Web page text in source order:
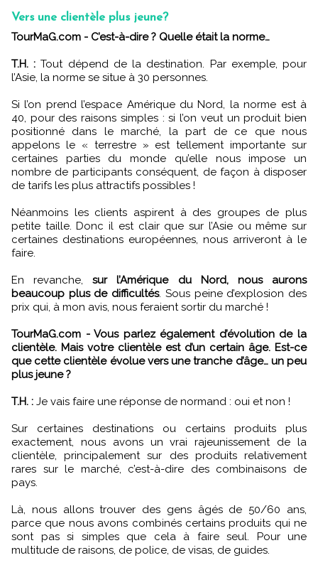
Vers une clientèle plus jeune?
TourMaG.com - C’est-à-dire ? Quelle était la norme…
T.H. : Tout dépend de la destination. Par exemple, pour
l’Asie, la norme se situe à 30 personnes.
Si l’on prend l’espace Amérique du Nord, la norme est à
40, pour des raisons simples : si l’on veut un produit bien
positionné dans le marché, la part de ce que nous
appelons le « terrestre » est tellement importante sur
certaines parties du monde qu’elle nous impose un
nombre de participants conséquent, de façon à disposer
de tarifs les plus attractifs possibles !
Néanmoins les clients aspirent à des groupes de plus
petite taille. Donc il est clair que sur l’Asie ou même sur
certaines destinations européennes, nous arriveront à le
faire.
En revanche,sur l’Amérique du Nord, nous aurons
beaucoup plus de difficultés. Sous peine d’explosion des
prix qui, à mon avis, nous feraient sortir du marché !
TourMaG.com - Vous parlez également d’évolution de la
clientèle. Mais votre clientèle est d’un certain âge. Est-ce
que cette clientèle évolue vers une tranche d’âge… un peu
plus jeune ?
T.H. : Je vais faire une réponse de normand : oui et non !
Sur certaines destinations ou certains produits plus
exactement, nous avons un vrai rajeunissement de la
clientèle, principalement sur des produits relativement
rares sur le marché, c’est-à-dire des combinaisons de
pays.
Là, nous allons trouver des gens âgés de 50/60 ans,
parce que nous avons combinés certains produits qui ne
sont pas si simples que cela à faire seul. Pour une
multitude de raisons, de police, de visas, de guides.